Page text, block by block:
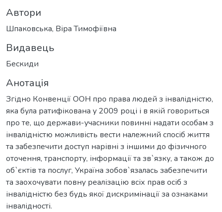
Автори
Шпаковська, Віра Тимофіївна
Видавець
Бескиди
Анотація
Згідно Конвенції ООН про права людей з інвалідністю,
яка була ратифікована у 2009 році і в якій говориться
про те, що держави-учасники повинні надати особам з
інвалідністю можливість вести належний спосіб життя
та забезпечити доступ нарівні з іншими до фізичного
оточення, транспорту, інформації та зв`язку, а також до
об`єктів та послуг, Україна зобов`язалась забезпечити
та заохочувати повну реалізацію всіх прав осіб з
інвалідністю без будь якої дискримінації за ознаками
інвалідності.